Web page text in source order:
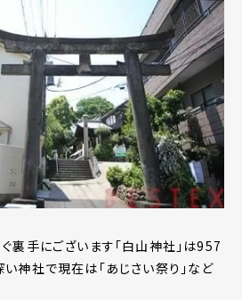
裏手にございます「白山神社」は957
神社で現在は「あじさい祭り」など